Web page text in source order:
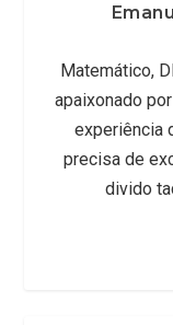
Matemático,
apaixonado
experiência
precisa de
divido